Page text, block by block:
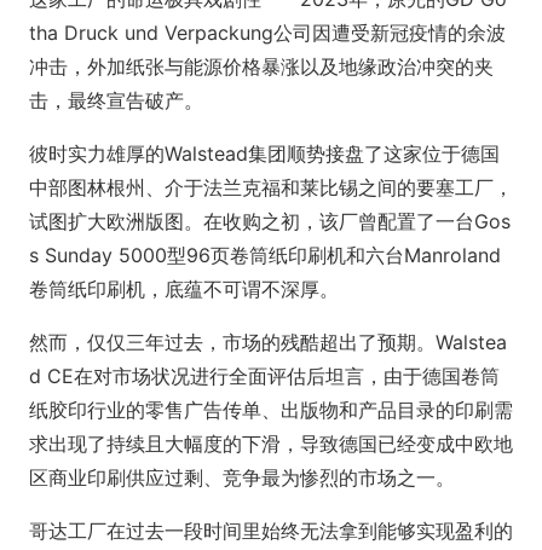
tha Druck und Verpackung公司因遭受新冠疫情的余波
冲击，外加纸张与能源价格暴涨以及地缘政治冲突的夹
击，最终宣告破产。
彼时实力雄厚的Walstead集团顺势接盘了这家位于德国
中部图林根州、介于法兰克福和莱比锡之间的要塞工厂，
试图扩大欧洲版图。在收购之初，该厂曾配置了一台Gos
s Sunday 5000型96页卷筒纸印刷机和六台Manroland
卷筒纸印刷机，底蕴不可谓不深厚。
然而，仅仅三年过去，市场的残酷超出了预期。Walstea
d CE在对市场状况进行全面评估后坦言，由于德国卷筒
纸胶印行业的零售广告传单、出版物和产品目录的印刷需
求出现了持续且大幅度的下滑，导致德国已经变成中欧地
区商业印刷供应过剩、竞争最为惨烈的市场之一。
哥达工厂在过去一段时间里始终无法拿到能够实现盈利的